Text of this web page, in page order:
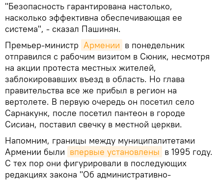
"Безопасность гарантирована настолько,
насколько эффективна обеспечивающая ее
система", - сказал Пашинян.
Премьер-министр Армении в понедельник
отправился с рабочим визитом в Сюник, несмотря
на акции протеста местных жителей,
заблокировавших въезд в область. Но глава
правительства все же прибыл в регион на
вертолете. В первую очередь он посетил село
Сарнакунк, после посетил пантеон в городе
Сисиан, поставил свечку в местной церкви.
Напомним, границы между муниципалитетами
Армении были впервые установлены в 1995 году.
С тех пор они фигурировали в последующих
редакциях закона "Об административно-